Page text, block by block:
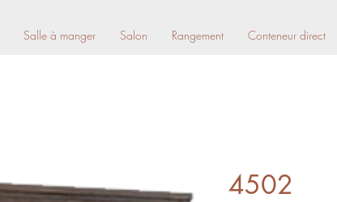
Salle à manger Salon Rangement Conteneur direct
4502